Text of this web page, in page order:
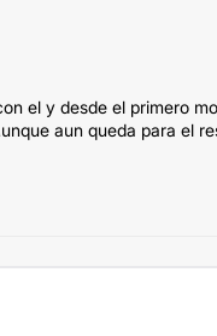
el y desde el primero
aun queda para el